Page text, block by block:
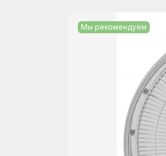
Мы рекомендуем